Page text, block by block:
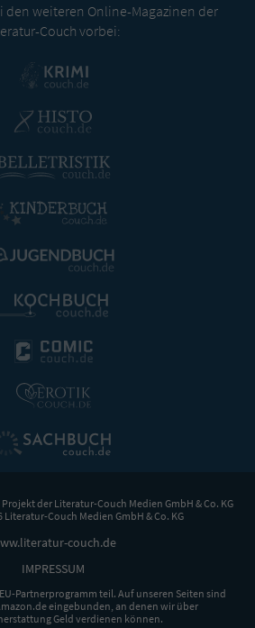
den weiteren Online-Magazinen der
Couch vorbei:
derLiteratur-Couch Medien GmbH & Co. KG
Couch Medien GmbH & Co. KG
couch.de
IMPRESSUM
Partnerprogramm teil. Auf unseren Seiten sind
eingebunden, an denen wir über
Geld verdienen können.